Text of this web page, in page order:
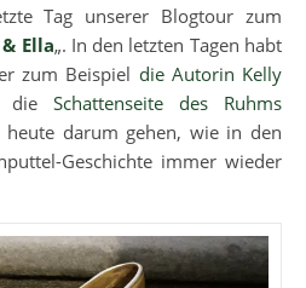
Tag unserer Blogtour zum
Ella„. In den letzten Tagen habt
zum Beispiel die Autorin Kelly
die Schattenseite des Ruhms
darum gehen, wie in den
Geschichte immer wieder